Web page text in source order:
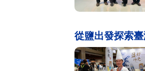
從鹽出發探索